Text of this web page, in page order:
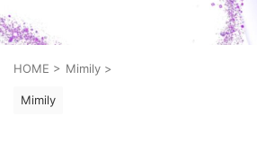
HOME > Mimily >
Mimily